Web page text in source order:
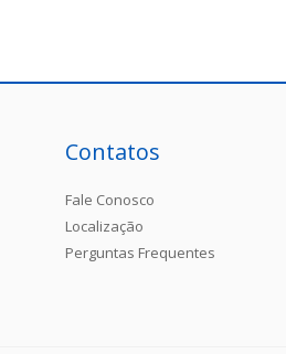
Contatos
Fale Conosco
Localização
Perguntas Frequentes